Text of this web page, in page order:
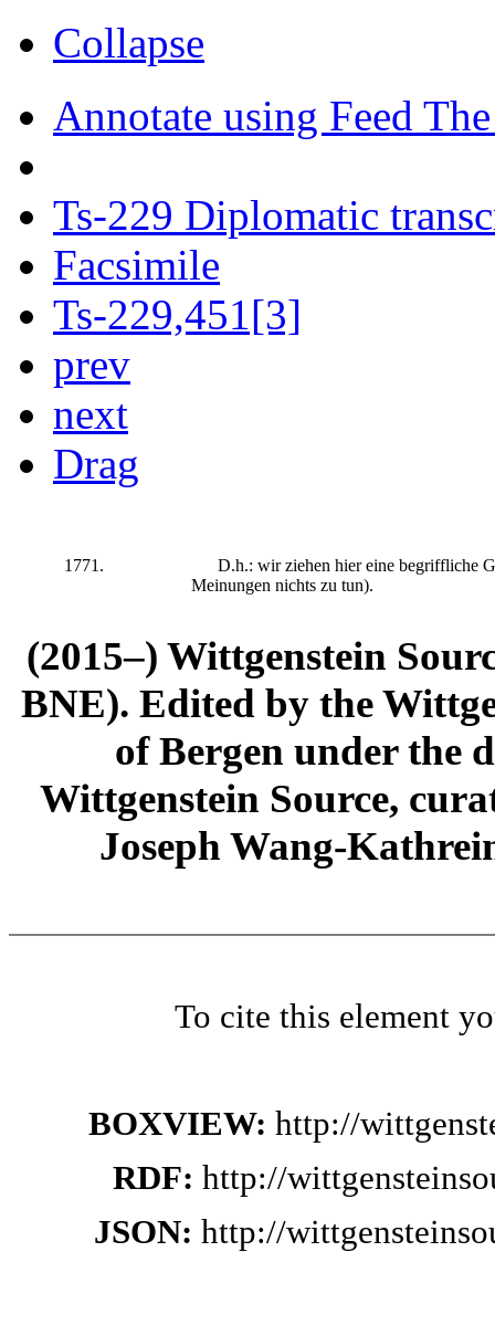
Collapse
Annotate using Feed
Ts-229 Diplomatic
Facsimile
Ts-229,451[3]
prev
next
Drag
1771.
D.h.: wir ziehen hier eine begriffliche
Meinungen nichts zu tun).
(2015–) Wittgenstein
BNE). Edited by the
of Bergen under the
Wittgenstein Source,
Joseph Wang-
To cite this element
BOXVIEW: http://
RDF: http://
JSON: http://